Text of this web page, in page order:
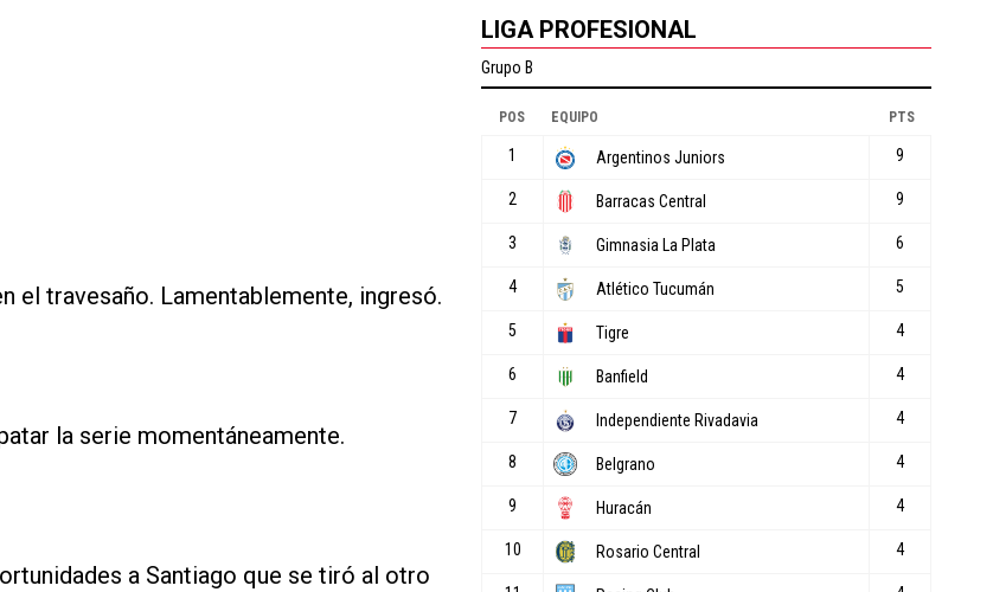
el travesaño. Lamentablemente, ingresó.
la serie momentáneamente.
a Santiago que se tiró al otro
LIGA PROFESIONAL